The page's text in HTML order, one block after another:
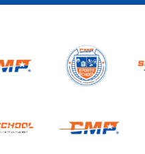
SCHOOL
-